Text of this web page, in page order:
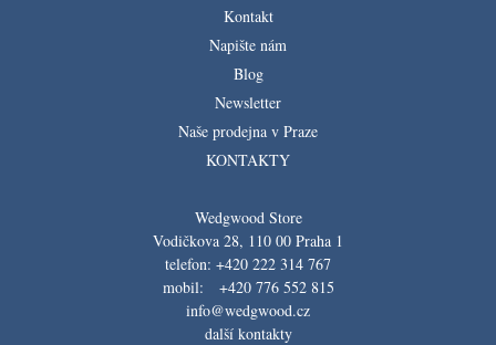
Kontakt
Napište nám
Blog
Newsletter
Naše prodejna v Praze
KONTAKTY
Wedgwood Store
Vodičkova 28, 110 00 Praha 1
telefon: +420 222 314 767
mobil: +420 776 552 815
info@wedgwood.cz
další kontakty